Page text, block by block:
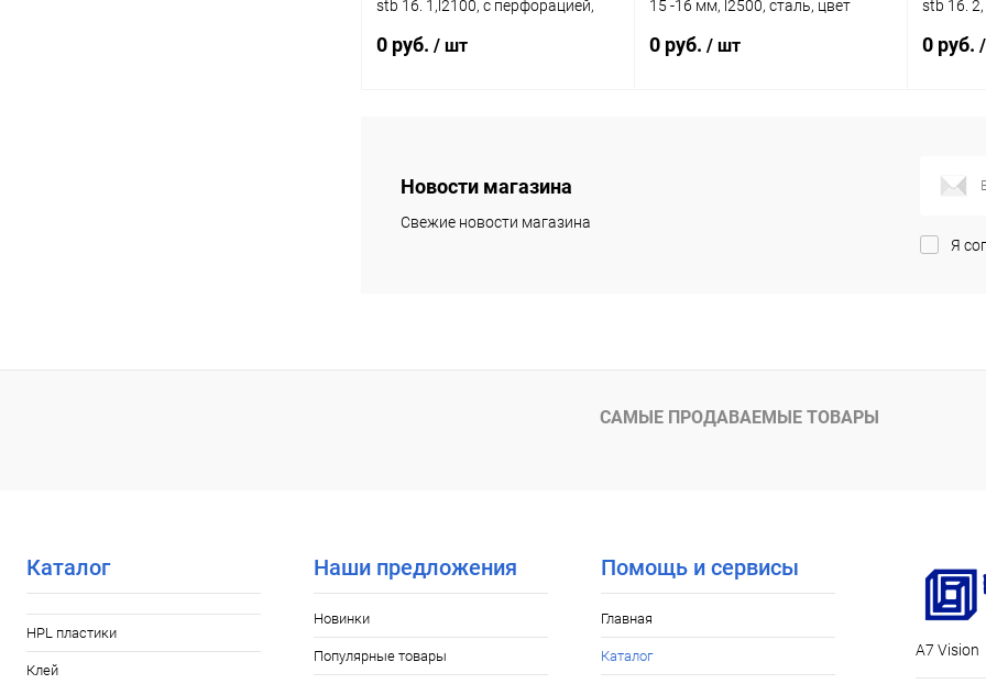
stb 16. 1,l2100, с перфорацией,
0 руб. / шт
Купить в 1 клик К сравнению
В избранное Недоступно
15 -16 мм, l2500, сталь, цвет
0 руб. / шт
stb 16.
0 руб.
Купить
Новости магазина
Свежие новости магазина
Я
САМЫЕ ПРОДАВАЕМЫЕ ТОВАРЫ
Каталог
HPL пластики
Клей
Наши предложения
Новинки
Популярные товары
Помощь и сервисы
Главная
Каталог А7 Vision